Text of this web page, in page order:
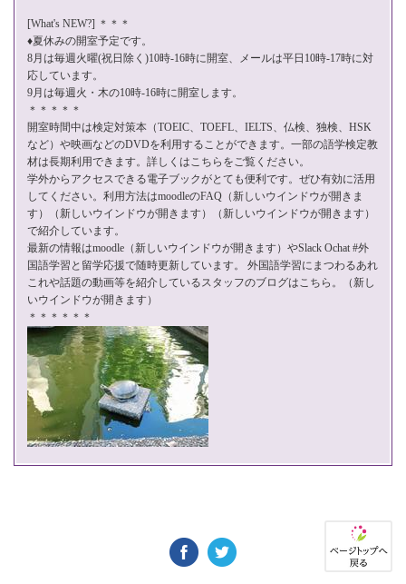
[What's NEW?] ＊＊＊
♦夏休みの開室予定です。
8月は毎週火曜(祝日除く)10時-16時に開室、メールは平日10時-17時に対
応しています。
9月は毎週火・木の10時-16時に開室します。
＊＊＊＊＊
開室時間中は検定対策本（TOEIC、TOEFL、IELTS、仏検、独検、HSK
など）や映画などのDVDを利用することができます。一部の語学検定教
材は長期利用できます。詳しくはこちら をご覧ください。
学外からアクセスできる電子ブックがとても便利です。ぜひ有効に活用
してください。利用方法はmoodleのFAQ （新しいウインドウが開きま
す）（新しいウインドウが開きます）（新しいウインドウが開きます）
で紹介しています。
最新の情報はmoodle （新しいウインドウが開きます）やSlack Ochat #外
国語学習と留学応援で随時更新しています。 外国語学習にまつわるあれ
これや話題の動画等を紹介しているスタッフのブログはこちら。
（新し
いウインドウが開きます）
＊＊＊＊＊＊